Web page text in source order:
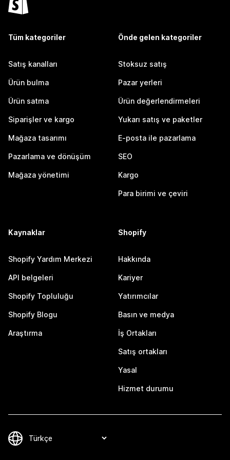
Tüm kategoriler
Satış kanalları
Ürün bulma
Ürün satma
Siparişler ve kargo
Mağaza tasarımı
Pazarlama ve dönüşüm
Mağaza yönetimi
Önde gelen kategoriler
Stoksuz satış
Pazar yerleri
Ürün değerlendirmeleri
Yukarı satış ve paketler
E-posta ile pazarlama
SEO
Kargo
Para birimi ve çeviri
Kaynaklar
Shopify Yardım Merkezi
API belgeleri
Shopify Topluluğu
Shopify Blogu
Araştırma
Shopify
Hakkında
Kariyer
Yatırımcılar
Basın ve medya
İş Ortakları
Satış ortakları
Yasal
Hizmet durumu